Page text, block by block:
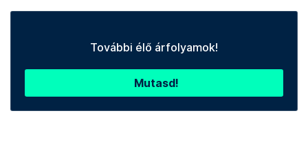
További élő árfolyamok!
Mutasd!